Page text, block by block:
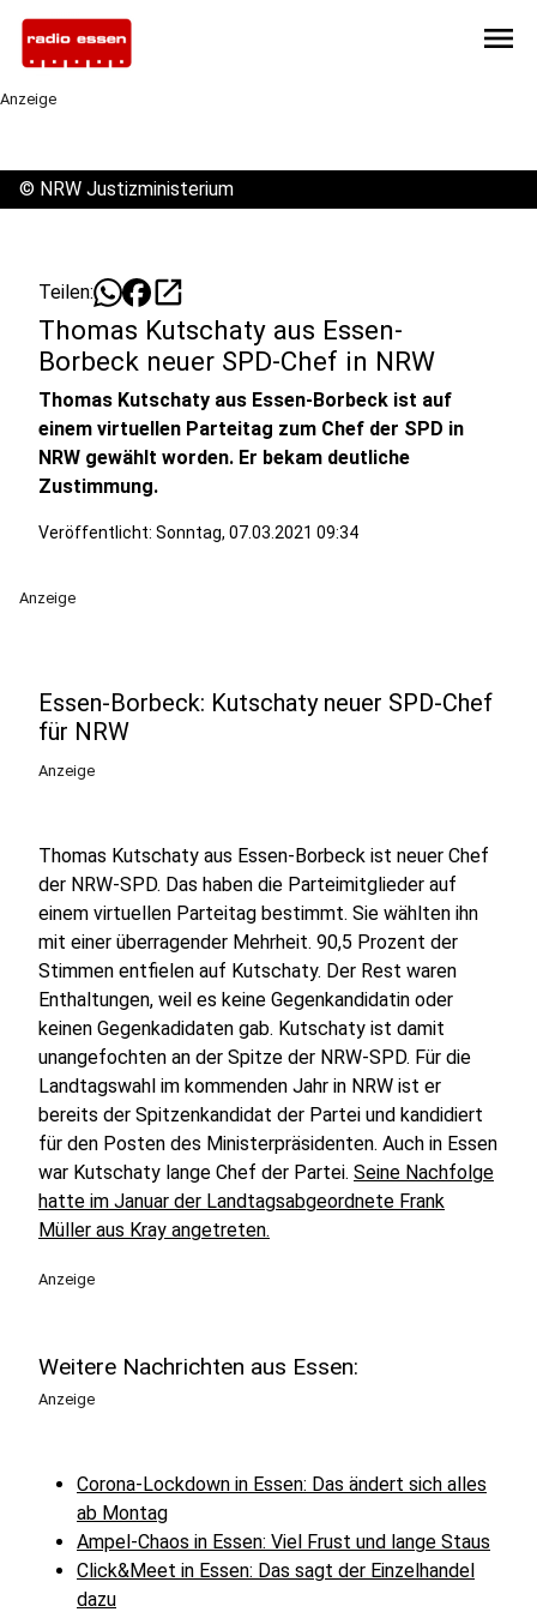
menu
Anzeige
© NRW Justizministerium
Teilen: open_in_new
Thomas Kutschaty aus Essen-
Borbeck neuer SPD-Chef in NRW
Thomas Kutschaty aus Essen-Borbeck ist auf
einem virtuellen Parteitag zum Chef der SPD in
NRW gewählt worden. Er bekam deutliche
Zustimmung.
Veröffentlicht: Sonntag, 07.03.2021 09:34
Anzeige
Essen-Borbeck: Kutschaty neuer SPD-Chef
für NRW
Anzeige
Thomas Kutschaty aus Essen-Borbeck ist neuer Chef
der NRW-SPD. Das haben die Parteimitglieder auf
einem virtuellen Parteitag bestimmt. Sie wählten ihn
mit einer überragender Mehrheit. 90,5 Prozent der
Stimmen entfielen auf Kutschaty. Der Rest waren
Enthaltungen, weil es keine Gegenkandidatin oder
keinen Gegenkadidaten gab. Kutschaty ist damit
unangefochten an der Spitze der NRW-SPD. Für die
Landtagswahl im kommenden Jahr in NRW ist er
bereits der Spitzenkandidat der Partei und kandidiert
für den Posten des Ministerpräsidenten. Auch in Essen
war Kutschaty lange Chef der Partei. Seine Nachfolge
hatte im Januar der Landtagsabgeordnete Frank
Müller aus Kray angetreten.
Anzeige
Weitere Nachrichten aus Essen:
Anzeige
Corona-Lockdown in Essen: Das ändert sich alles
ab Montag
Ampel-Chaos in Essen: Viel Frust und lange Staus
Click&Meet in Essen: Das sagt der Einzelhandel
dazu